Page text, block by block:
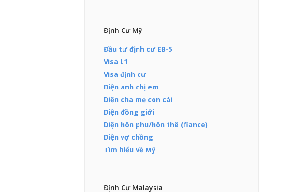
Định Cư Mỹ
Đầu tư định cư EB-5
Visa L1
Visa định cư
Diện anh chị em
Diện cha mẹ con cái
Diện đồng giới
Diện hôn phu/hôn thê (fiance)
Diện vợ chồng
Tìm hiểu về Mỹ
Định Cư Malaysia